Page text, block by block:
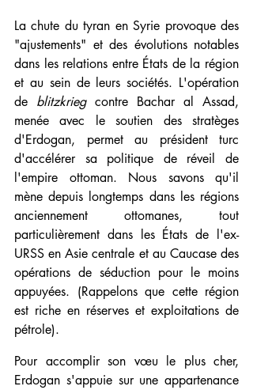
La chute du tyran en Syrie provoque des
"ajustements" et des évolutions notables
dans les relations entre États de la région
et au sein de leurs sociétés. L'opération
de blitzkrieg contre Bachar al Assad,
menée avec le soutien des stratèges
d'Erdogan, permet au président turc
d'accélérer sa politique de réveil de
l'empire ottoman. Nous savons qu'il
mène depuis longtemps dans les régions
anciennement ottomanes, tout
particulièrement dans les États de l'ex-
URSS en Asie centrale et au Caucase des
opérations de séduction pour le moins
appuyées. (Rappelons que cette région
est riche en réserves et exploitations de
pétrole).
Pour accomplir son vœu le plus cher,
Erdogan s'appuie sur une appartenance